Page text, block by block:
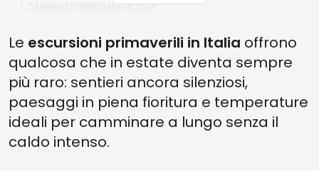
1. CAMMINO FEDERICIANO, PUGLIA
Le escursioni primaverili in Italia offrono
qualcosa che in estate diventa sempre
più raro: sentieri ancora silenziosi,
paesaggi in piena fioritura e temperature
ideali per camminare a lungo senza il
caldo intenso.